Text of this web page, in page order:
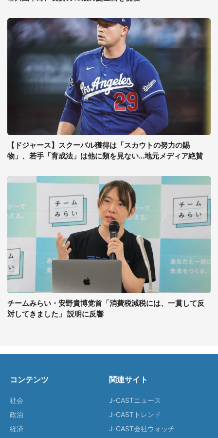
【ドジャース】スクーバル獲得は「スカウトの努力の賜
物」、若手「育成法」は他に類を見ない...地元メディア絶賛
チームみらい・安野貴博党首「消費税減税には、一貫して反
対してきました」 説明に反響
コンテンツ
社会
政治
経済
関連サイト
J-CASTニュース
J-CASTトレンド
J-CAST会社ウォッチ